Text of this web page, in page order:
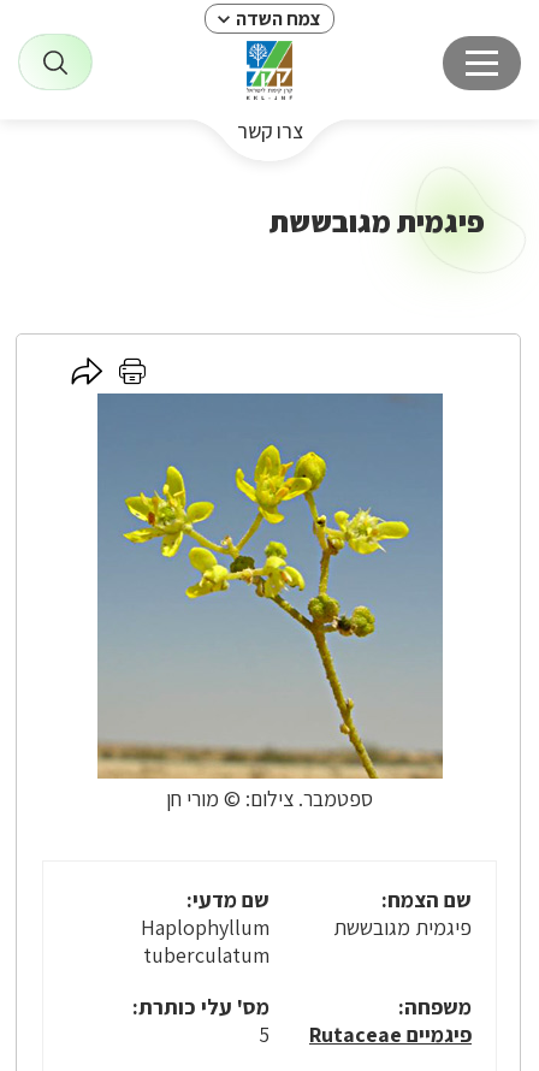
צמח השדה
צרו קשר
פיגמית מגובששת
ספטמבר. צילום: © מורי חן
לחץ
כאן
לחץ
כאן
שם הצמח:
פיגמית מגובששת
שם מדעי:
Haplophyllum
tuberculatum
משפחה:
פיגמיים Rutaceae
מס' עלי כותרת:
5